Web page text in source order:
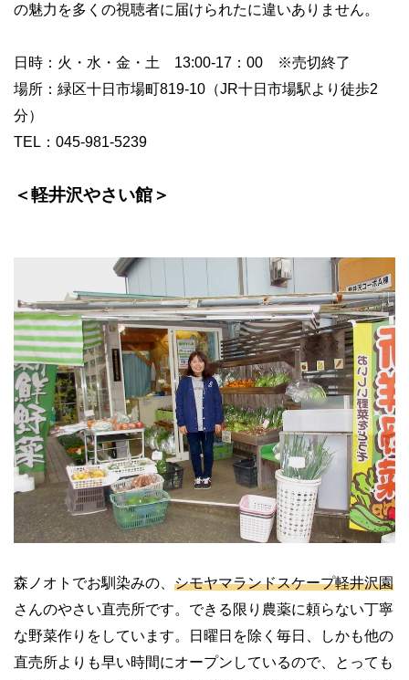
の魅力を多くの視聴者に届けられたに違いありません。
日時：火・水・金・土 13:00-17 ： 00 ※売切終了
場所：緑区十日市場町819-10 （JR十日市場駅より徒歩2
分）
TEL ： 045-981-5239
＜軽井沢やさい館＞
森ノオトでお馴染みの、 シモヤマランドスケープ軽井沢園
さんのやさい直売所です。できる限り農薬に頼らない丁寧
な野菜作りをしています。日曜日を除く毎日、しかも他の
直売所よりも早い時間にオープンしているので、とっても